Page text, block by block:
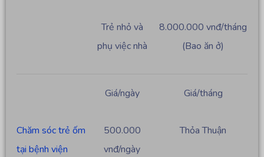
Trẻ nhỏ và
phụ việc nhà
8.000.000 vnđ/tháng
(Bao ăn ở)
Giá/ngày Giá/tháng
Chăm sóc trẻ ốm
tại bệnh viện
500.000
vnđ/ngày
Thỏa Thuận